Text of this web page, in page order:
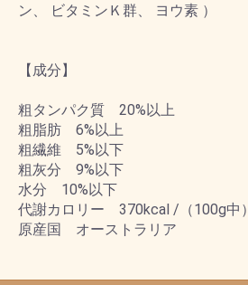
ン、 ビタミンＫ群、 ヨウ素 ）
【成分】
粗タンパク質 20%以上
粗脂肪 6%以上
粗繊維 5%以下
粗灰分 9%以下
水分 10%以下
代謝カロリー 370kcal /（100g中）
原産国 オーストラリア